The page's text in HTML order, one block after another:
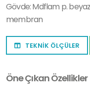
Gövde: Mdflam p.
membran
TEKNİK ÖLÇÜLER
Öne Çıkan Özellikler